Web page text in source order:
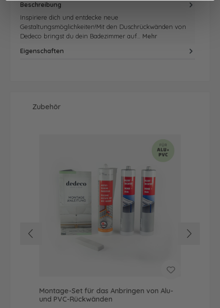
Beschreibung
Inspiriere dich und entdecke neue
Gestaltungsmöglichkeiten!Mit den Duschrückwänden von
Dedeco bringst du dein Badezimmer auf… Mehr
Eigenschaften
Produktgalerie überspringen
Zubehör
Montage-Set für das Anbringen von Alu-
und PVC-Rückwänden